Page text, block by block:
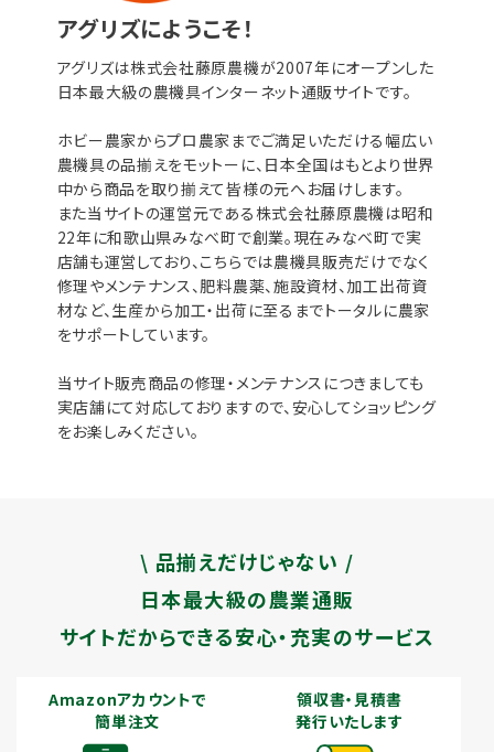
アグリズにようこそ！
アグリズは株式会社藤原農機が2007年にオープンした
日本最大級の農機具インターネット通販サイトです。
ホビー農家からプロ農家までご満足いただける幅広い
農機具の品揃えをモットーに、日本全国はもとより世界
中から商品を取り揃えて皆様の元へお届けします。
また当サイトの運営元である株式会社藤原農機は昭和
22年に和歌山県みなべ町で創業。現在みなべ町で実
店舗も運営しており、こちらでは農機具販売だけでなく
修理やメンテナンス、肥料農薬、施設資材、加工出荷資
材など、生産から加工・出荷に至るまでトータルに農家
をサポートしています。
当サイト販売商品の修理・メンテナンスにつきましても
実店舗にて対応しておりますので、安心してショッピング
をお楽しみください。
\ 品揃えだけじゃない /
日本最大級の農業通販
サイトだからできる安心・充実のサービス
Amazonアカウントで
簡単注文
領収書・見積書
発行いたします